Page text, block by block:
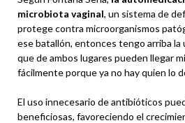
microbiota vaginal, un sistema de
protege contra microorganismos
ese batallón, entonces tengo arriba la
que de ambos lugares pueden llegar
fácilmente porque ya no hay quien lo
El uso innecesario de antibióticos
beneficiosas, favoreciendo el